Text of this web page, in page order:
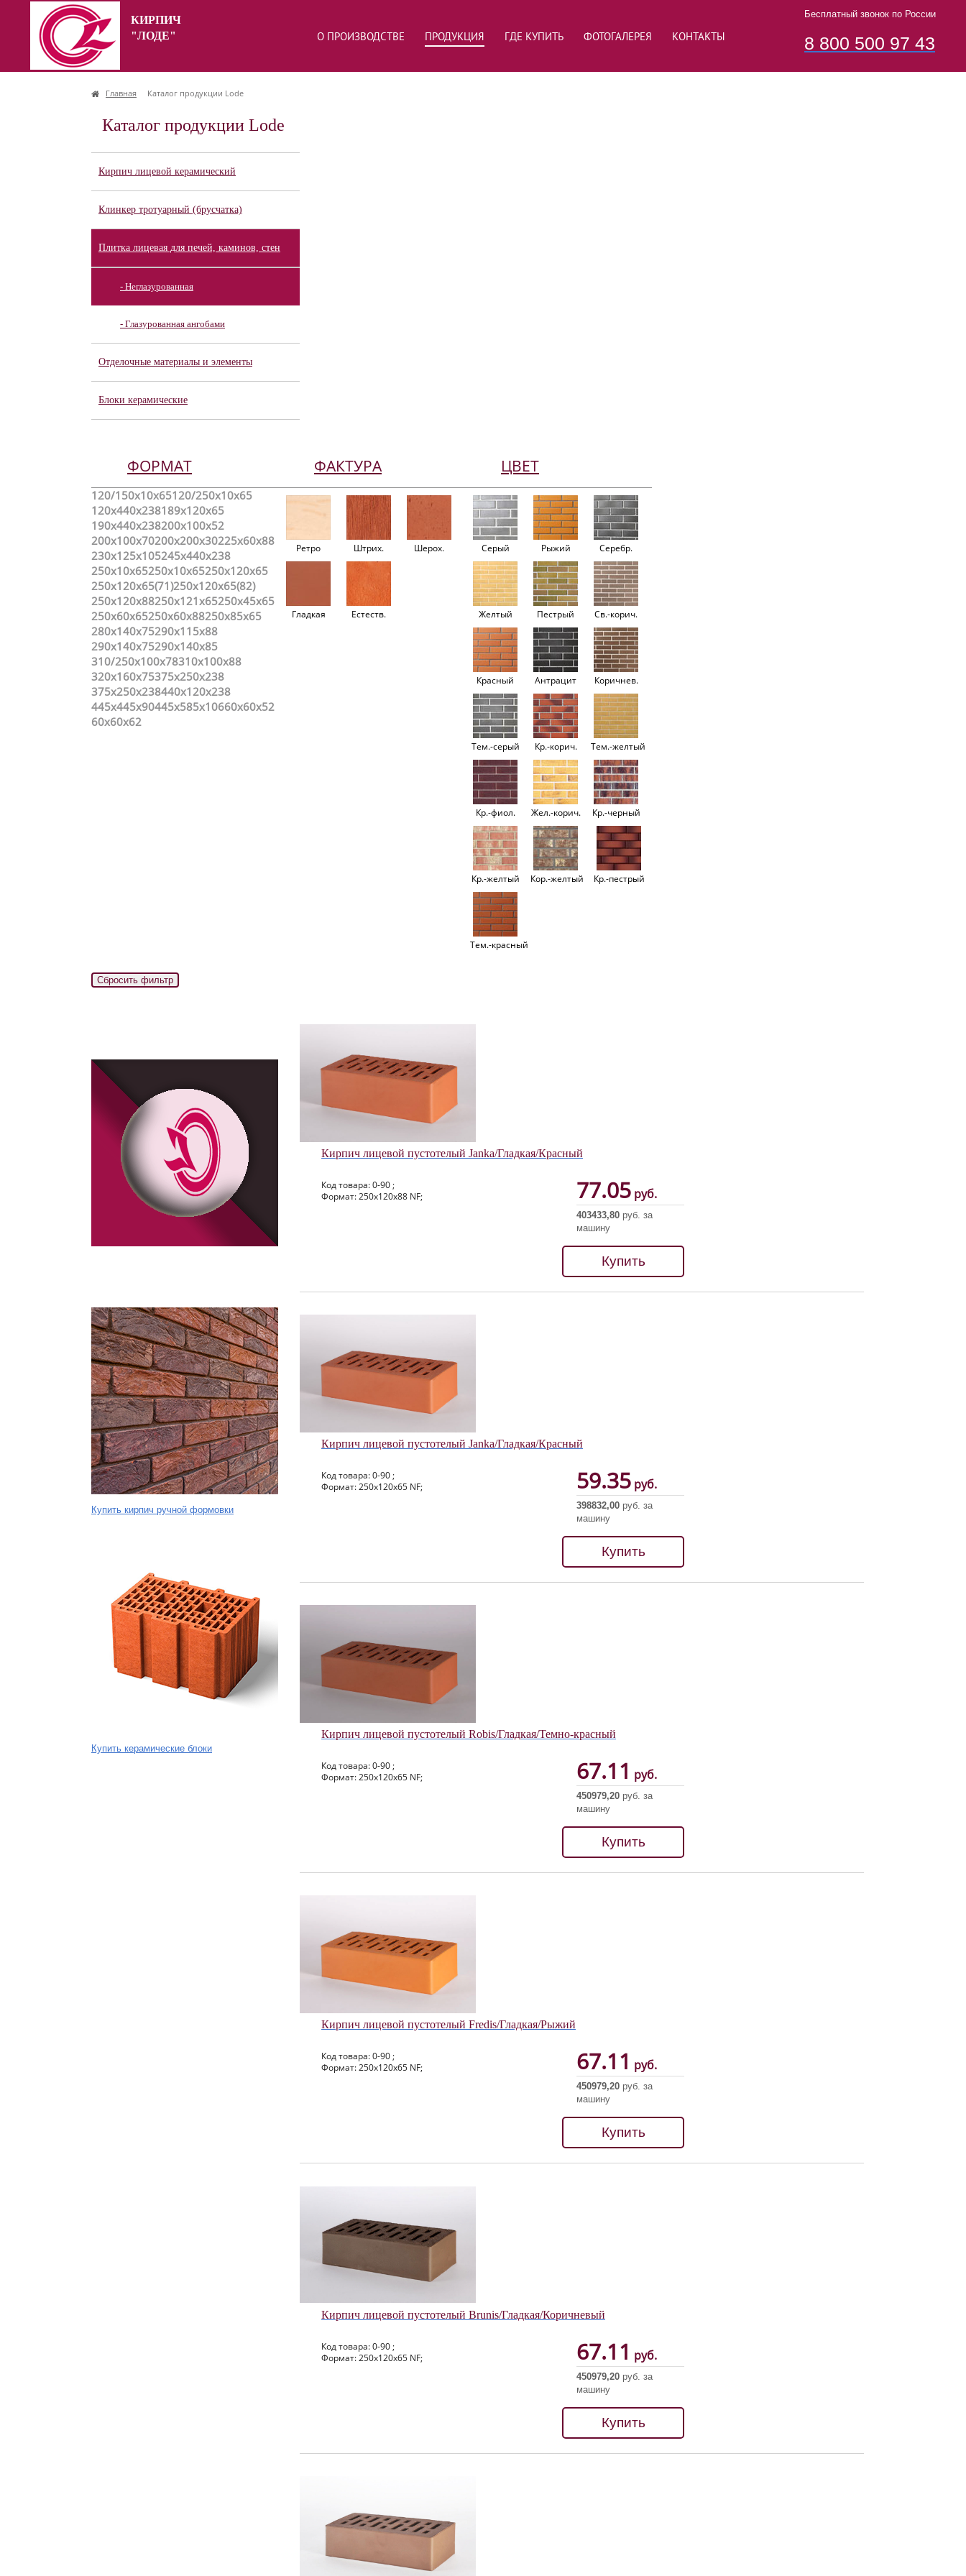
КИРПИЧ
"ЛОДЕ"
О ПРОИЗВОДСТВЕ ПРОДУКЦИЯ ГДЕ КУПИТЬ ФОТОГАЛЕРЕЯ КОНТАКТЫ
Бесплатный звонок по России
8 800 500 97 43
Главная Каталог продукции Lode
Каталог продукции Lode
Кирпич лицевой керамический
Клинкер тротуарный (брусчатка)
Плитка лицевая для печей, каминов, стен
- Неглазурованная
- Глазурованная ангобами
Отделочные материалы и элементы
Блоки керамические
ФОРМАТ
120/150х10х65120/250x10x65
120x440x238189х120х65
190x440x238200х100х52
200х100х70200х200х30225x60x88
230x125x105245x440x238
250x10x65250х10х65250х120х65
250х120х65(71)250х120х65(82)
250х120х88250х121х65250х45х65
250х60х65250х60х88250х85х65
280х140х75290x115x88
290х140х75290х140х85
310/250x100x78310x100x88
320х160х75375x250x238
375х250х238440x120x238
445x445x90445x585x10660х60х52
60х60х62
ФАКТУРА
Ретро Штрих. Шерох.
Гладкая Естеств.
ЦВЕТ
Серый Рыжий Серебр.
Желтый Пестрый Св.-корич.
Красный Антрацит Коричнев.
Тем.-серый Кр.-корич. Тем.-желтый
Кр.-фиол. Жел.-корич. Кр.-черный
Кр.-желтый Кор.-желтый Кр.-пестрый
Тем.-красный
Купить кирпич ручной формовки
Купить керамические блоки
Кирпич лицевой пустотелый Janka/Гладкая/Красный
Код товара: 0-90 ;
Формат: 250х120х88 NF;
77.05 руб.
403433,80 руб. за
машину
Купить
Кирпич лицевой пустотелый Janka/Гладкая/Красный
Код товара: 0-90 ;
Формат: 250х120х65 NF;
59.35 руб.
398832,00 руб. за
машину
Купить
Кирпич лицевой пустотелый Robis/Гладкая/Темно-красный
Код товара: 0-90 ;
Формат: 250х120х65 NF;
67.11 руб.
450979,20 руб. за
машину
Купить
Кирпич лицевой пустотелый Fredis/Гладкая/Рыжий
Код товара: 0-90 ;
Формат: 250х120х65 NF;
67.11 руб.
450979,20 руб. за
машину
Купить
Кирпич лицевой пустотелый Brunis/Гладкая/Коричневый
Код товара: 0-90 ;
Формат: 250х120х65 NF;
67.11 руб.
450979,20 руб. за
машину
Купить